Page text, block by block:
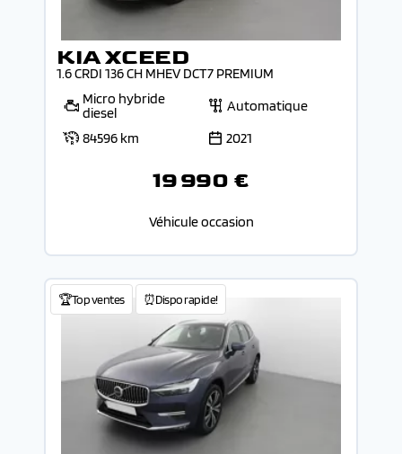
KIA XCEED
1.6 CRDI 136 CH MHEV DCT7 PREMIUM
Micro hybride
diesel
Automatique
84596 km
2021
19 990 €
Véhicule occasion
🏆Top ventes ⏰Dispo rapide!